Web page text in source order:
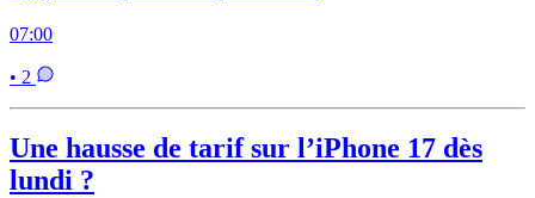
07:00
• 2
Une hausse de tarif sur l’iPhone 17 dès
lundi ?